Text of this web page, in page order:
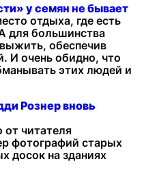
у семян не бывает
отдыха, где есть
для большинства
обеспечив
И очень обидно, что
этих людей и
Рознер вновь
читателя
фотографий старых
досок на зданиях